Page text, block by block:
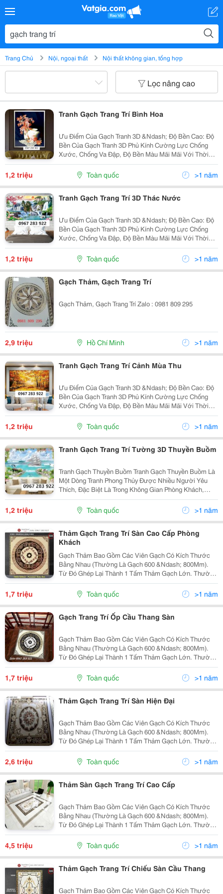
Trang Chủ Nội, ngoại thất Nội thất không gian, tổng hợp
Lọc nâng cao
Tranh Gạch Trang Trí Bình Hoa
Ưu Điểm Của Gạch Tranh 3D &Ndash; Độ Bền Cao: Độ
Bền Của Gạch Tranh 3D Phủ Kính Cường Lực Chống
Xước, Chống Va Đập, Độ Bền Màu Mãi Mãi Với Thời
Gian &Ndash; Sang Trọng: Gạch Tranh 3D Có Độ Bóng
Cao, Màu Sắc Trong Sáng Bắt Mắt Giúp Làm Cho Căn...
1,2 triệu Toàn quốc >1 năm
Tranh Gạch Trang Trí 3D Thác Nước
Ưu Điểm Của Gạch Tranh 3D &Ndash; Độ Bền Cao: Độ
Bền Của Gạch Tranh 3D Phủ Kính Cường Lực Chống
Xước, Chống Va Đập, Độ Bền Màu Mãi Mãi Với Thời
Gian &Ndash; Sang Trọng: Gạch Tranh 3D Có Độ Bóng
Cao, Màu Sắc Trong Sáng Bắt Mắt Giúp Làm Cho Căn...
1,2 triệu Toàn quốc >1 năm
Gạch Thảm, Gạch Trang Trí
Gạch Thảm, Gạch Trang Trí Zalo : 0981 809 295
2,9 triệu Hồ Chí Minh >1 năm
Tranh Gạch Trang Trí Cảnh Mùa Thu
Ưu Điểm Của Gạch Tranh 3D &Ndash; Độ Bền Cao: Độ
Bền Của Gạch Tranh 3D Phủ Kính Cường Lực Chống
Xước, Chống Va Đập, Độ Bền Màu Mãi Mãi Với Thời
Gian &Ndash; Sang Trọng: Gạch Tranh 3D Có Độ Bóng
Cao, Màu Sắc Trong Sáng Bắt Mắt Giúp Làm Cho Căn...
1,2 triệu Toàn quốc >1 năm
Tranh Gạch Trang Trí Tường 3D Thuyền Buồm
Tranh Gạch Thuyền Buồm Tranh Gạch Thuyền Buồm Là
Một Dòng Tranh Phong Thủy Được Nhiều Người Yêu
Thích, Đặc Biệt Là Trong Không Gian Phòng Khách,
Phòng Làm Việc Hoặc Những Nơi Kinh Doanh. Hình
Ảnh Thuyền Buồm Vươn Ra Khơi, Vượt Qua Sóng Gió
Tượng...
1,2 triệu Toàn quốc >1 năm
Thảm Gạch Trang Trí Sàn Cao Cấp Phòng
Khách
Gạch Thảm Bao Gồm Các Viên Gạch Có Kích Thước
Bằng Nhau (Thường Là Gạch 600 &Ndash; 800Mm).
Từ Đó Ghép Lại Thành 1 Tấm Thảm Gạch Lớn. Thường
Gạch Thảm Mang Hình Vuông Hoặc Hình Chữ Nhật.
Kích Thước Gạch Thảm Đa Dạng (1200X1200Mm,
1200X1800Mm,...
1,7 triệu Toàn quốc >1 năm
Gạch Trang Trí Ốp Cầu Thang Sàn
Gạch Thảm Bao Gồm Các Viên Gạch Có Kích Thước
Bằng Nhau (Thường Là Gạch 600 &Ndash; 800Mm).
Từ Đó Ghép Lại Thành 1 Tấm Thảm Gạch Lớn. Thường
Gạch Thảm Mang Hình Vuông Hoặc Hình Chữ Nhật.
Kích Thước Gạch Thảm Đa Dạng (1200X1200Mm,
1200X1800Mm,...
1,7 triệu Toàn quốc >1 năm
Thảm Gạch Trang Trí Sàn Hiện Đại
Gạch Thảm Bao Gồm Các Viên Gạch Có Kích Thước
Bằng Nhau (Thường Là Gạch 600 &Ndash; 800Mm).
Từ Đó Ghép Lại Thành 1 Tấm Thảm Gạch Lớn. Thường
Gạch Thảm Mang Hình Vuông Hoặc Hình Chữ Nhật.
Kích Thước Gạch Thảm Đa Dạng (1200X1200Mm,
1200X1800Mm,...
2,6 triệu Toàn quốc >1 năm
Thảm Sàn Gạch Trang Trí Cao Cấp
Gạch Thảm Bao Gồm Các Viên Gạch Có Kích Thước
Bằng Nhau (Thường Là Gạch 600 &Ndash; 800Mm).
Từ Đó Ghép Lại Thành 1 Tấm Thảm Gạch Lớn. Thường
Gạch Thảm Mang Hình Vuông Hoặc Hình Chữ Nhật.
Kích Thước Gạch Thảm Đa Dạng (1200X1200Mm,
1200X1800Mm,...
4,5 triệu Toàn quốc >1 năm
Thảm Gạch Trang Trí Chiếu Sàn Cầu Thang
Gạch Thảm Bao Gồm Các Viên Gạch Có Kích Thước